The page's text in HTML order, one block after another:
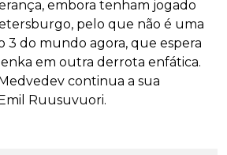
embora tenham jogado
pelo que não é uma
3 do mundo agora, que espera
em outra derrota enfática.
continua a sua
Ruusuvuori.